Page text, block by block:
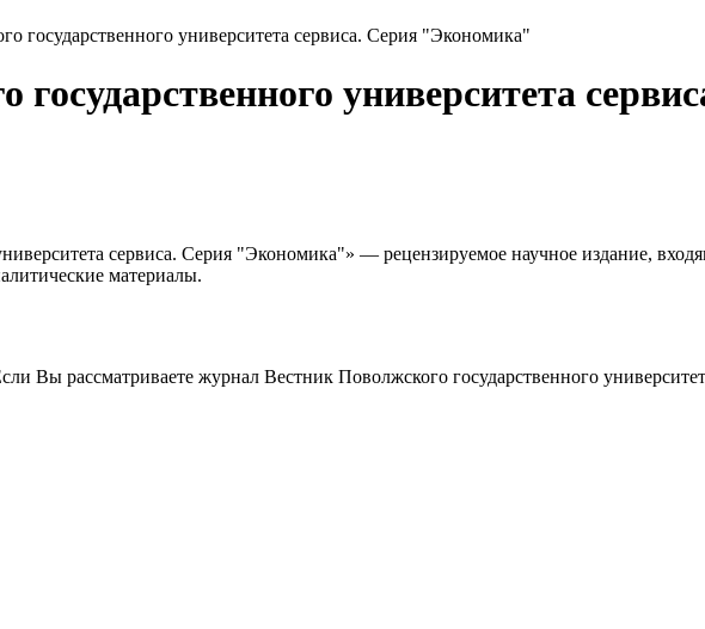
государственного университета сервиса. Серия "Экономика"
государственного университета
сервиса. Серия "Экономика"» — рецензируемое научное издание,
материалы.
Вы рассматриваете журнал Вестник Поволжского государственного